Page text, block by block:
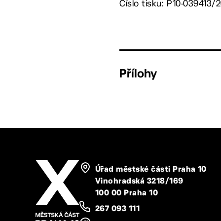
Číslo tisku: P10-039413/
Přílohy
Úřad městské části Praha 10
Vinohradská 3218/169
100 00 Praha 10
267 093 111